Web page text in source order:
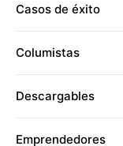
Casos de éxito
Columistas
Descargables
Emprendedores